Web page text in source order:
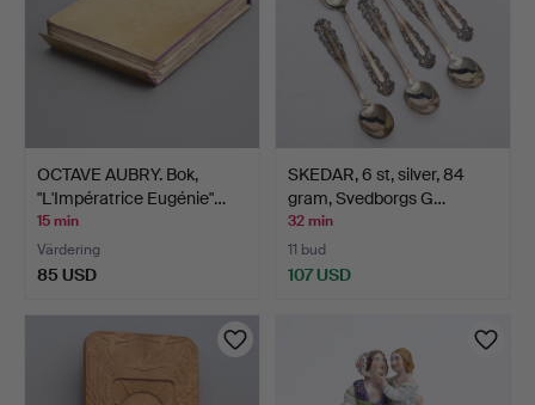
OCTAVE AUBRY. Bok,
"L'Impératrice Eugénie"…
15 min
Värdering
85 USD
SKEDAR, 6 st, silver, 84
gram, Svedborgs G…
32 min
11 bud
107 USD